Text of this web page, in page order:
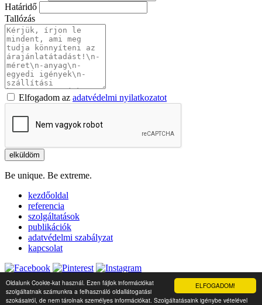
ELFOGADOM!
Oldalunk Cookie-kat használ. Ezen fájlok információkat
szolgáltatnak számunkra a felhasználó oldallátogatási
szokásairól, de nem tárolnak személyes információkat. Szolgáltatásaink igénybe vételével
Határidő
Tallózás
Elfogadom az adatvédelmi nyilatkozatot
Be unique. Be extreme.
kezdőoldal
referencia
szolgáltatások
publikációk
adatvédelmi szabályzat
kapcsolat
© Copyright 2001 - 2026, Bifusion Kft. All Rights Reserved.